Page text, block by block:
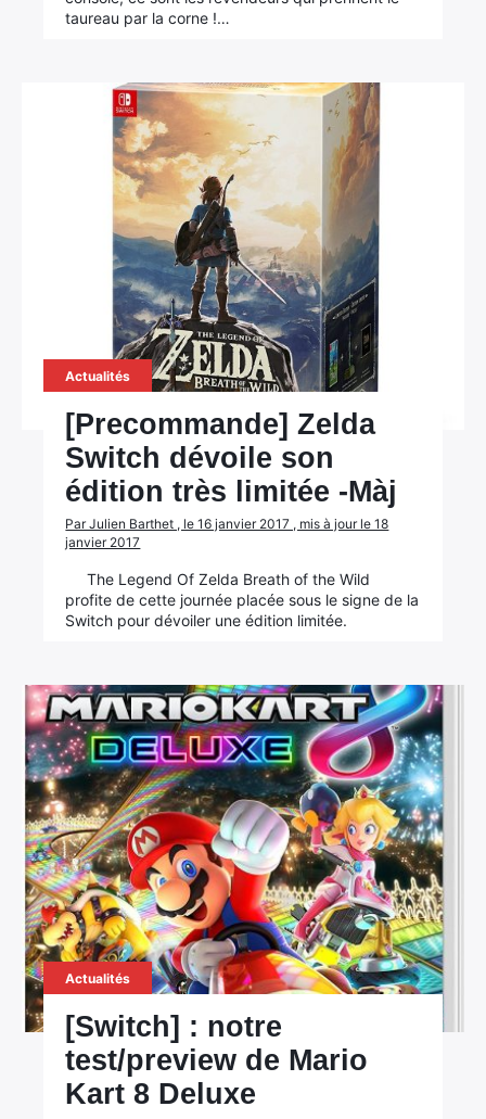
taureau par la corne !…
Actualités
[Precommande] Zelda
Switch dévoile son
édition très limitée -Màj
Par Julien Barthet , le 16 janvier 2017 , mis à jour le 18
janvier 2017
The Legend Of Zelda Breath of the Wild
profite de cette journée placée sous le signe de la
Switch pour dévoiler une édition limitée.
Actualités
[Switch] : notre
test/preview de Mario
Kart 8 Deluxe